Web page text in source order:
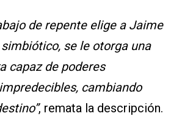
de repente elige a Jaime
se le otorga una
capaz de poderes
cambiando
, remata la descripción.